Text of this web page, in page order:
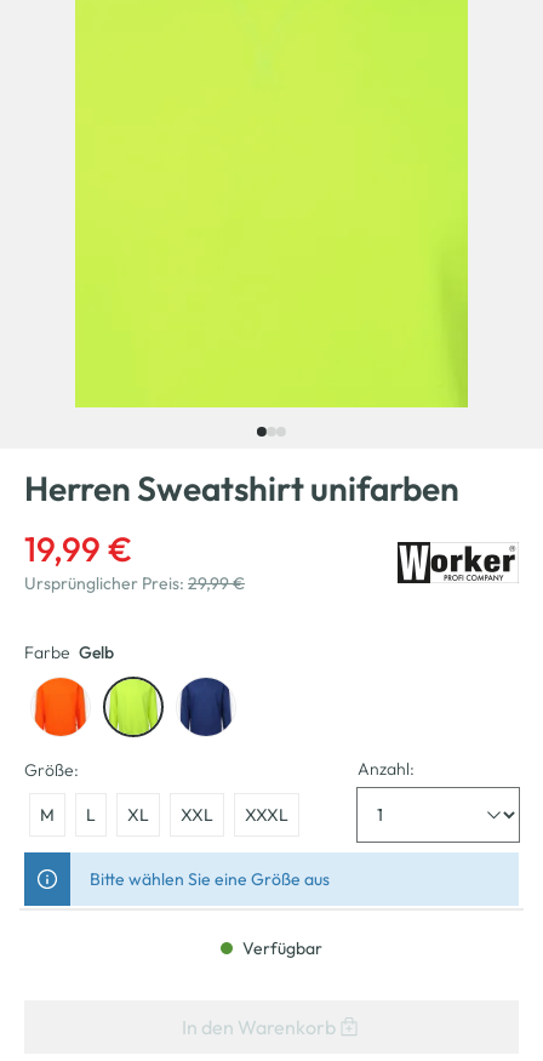
Herren Sweatshirt unifarben
19,99 €
Ursprünglicher Preis: 29,99 €
Farbe Gelb
Größe:
M L XL XXL XXXL
Anzahl:
Bitte wählen Sie eine Größe aus
Verfügbar
In den Warenkorb